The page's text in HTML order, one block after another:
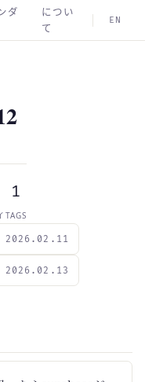
ダ
につい
て
EN
2026.02.11
1
TAGS
2026.02.13